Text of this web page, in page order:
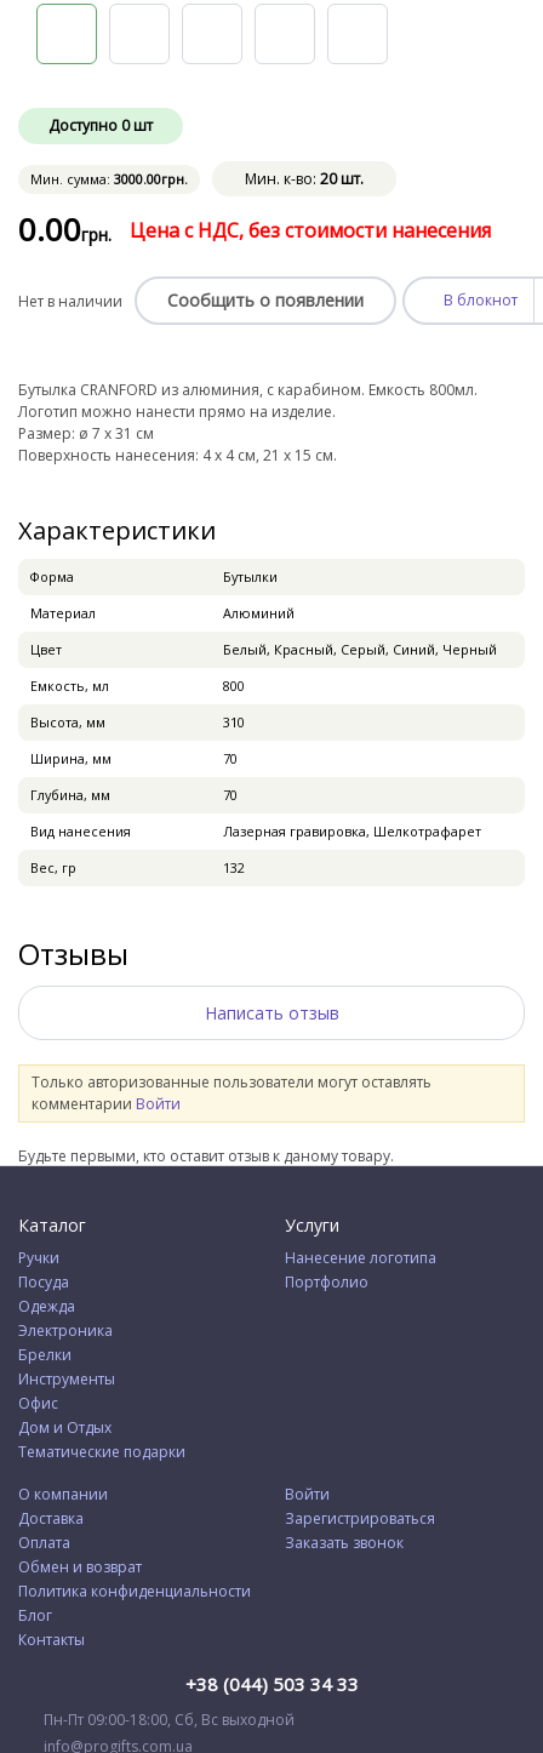
Доступно 0 шт
Мин. сумма: 3000.00грн. Мин. к-во: 20 шт.
0.00грн. Цена с НДС, без стоимости нанесения
Нет в наличии Сообщить о появлении В блокнот
Бутылка CRANFORD из алюминия, с карабином. Емкость 800мл.
Логотип можно нанести прямо на изделие.
Размер: ø 7 x 31 см
Поверхность нанесения: 4 x 4 см, 21 х 15 см.
Характеристики
Форма
Бутылки
Материал
Алюминий
Цвет
Белый, Красный, Серый, Синий, Черный
Емкость, мл
800
Высота, мм
310
Ширина, мм
70
Глубина, мм
70
Вид нанесения
Лазерная гравировка, Шелкотрафарет
Вес, гр
132
Отзывы
Написать отзыв
Только авторизованные пользователи могут оставлять
комментарии Войти
Будьте первыми, кто оставит отзыв к даному товару.
Каталог
Ручки
Посуда
Одежда
Электроника
Брелки
Инструменты
Офис
Дом и Отдых
Тематические подарки
Услуги
Нанесение логотипа
Портфолио
О компании
Доставка
Оплата
Обмен и возврат
Политика конфиденциальности
Блог
Контакты
Войти
Зарегистрироваться
Заказать звонок
+38 (044) 503 34 33
Пн-Пт 09:00-18:00, Сб, Вс выходной
info@progifts.com.ua